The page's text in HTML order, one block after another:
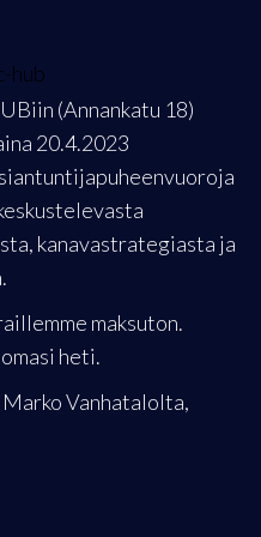
(Annankatu 18)
20.4.2023
kanavastrategiasta ja
maksuton.
heti.
Vanhatalolta,